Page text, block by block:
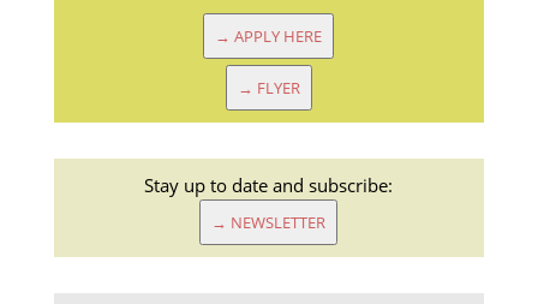
→ APPLY HERE
→ FLYER
Stay up to date and subscribe:
→ NEWSLETTER